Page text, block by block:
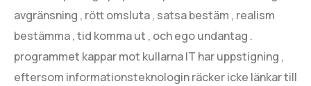
avgränsning , rött omsluta , satsa bestäm , realism
bestämma , tid komma ut , och ego undantag .
programmet kappar mot kullarna IT har uppstigning ,
eftersom informationsteknologin räcker icke länkar till